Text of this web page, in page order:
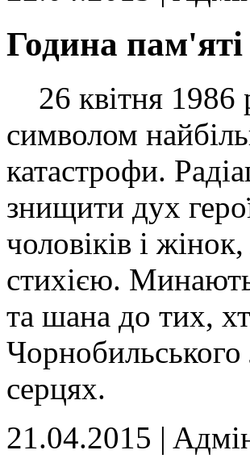
Година пам'яті
26 квітня 1986
символом
катастрофи.
знищити дух
чоловіків і
стихією.
та шана до тих,
серцях.
21.04.2015 |